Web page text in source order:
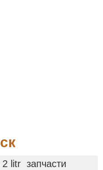
litr запчасти